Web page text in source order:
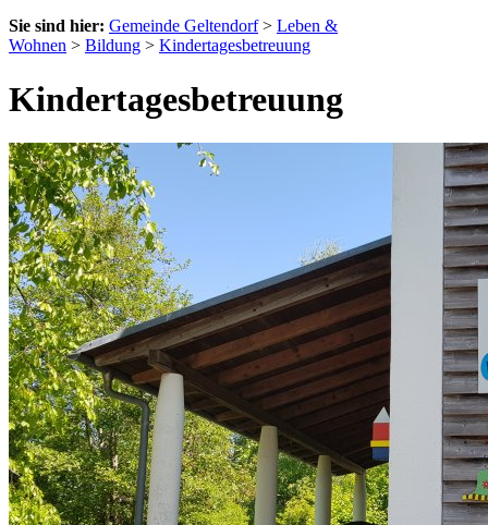
Sie sind hier: Gemeinde Geltendorf> Leben &
Wohnen > Bildung > Kindertagesbetreuung
Kindertagesbetreuung